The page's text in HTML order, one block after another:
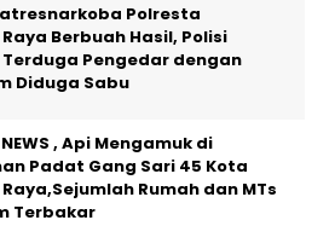
Polresta
Berbuah Hasil, Polisi
Pengedar dengan
Diduga Sabu
NEWS , Api Mengamuk di
Padat Gang Sari 45 Kota
Rumah dan MTs
Terbakar